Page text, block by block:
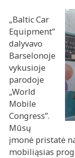
„Baltic Car
Equipment”
dalyvavo
Barselonoje
vykusioje
parodoje
„World
Mobile
Congress”.
Mūsų
įmonė pristatė
mobiliąsias